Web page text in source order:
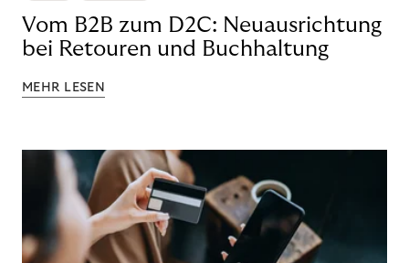
Vom B2B zum D2C: Neuausrichtung
bei Retouren und Buchhaltung
MEHR LESEN